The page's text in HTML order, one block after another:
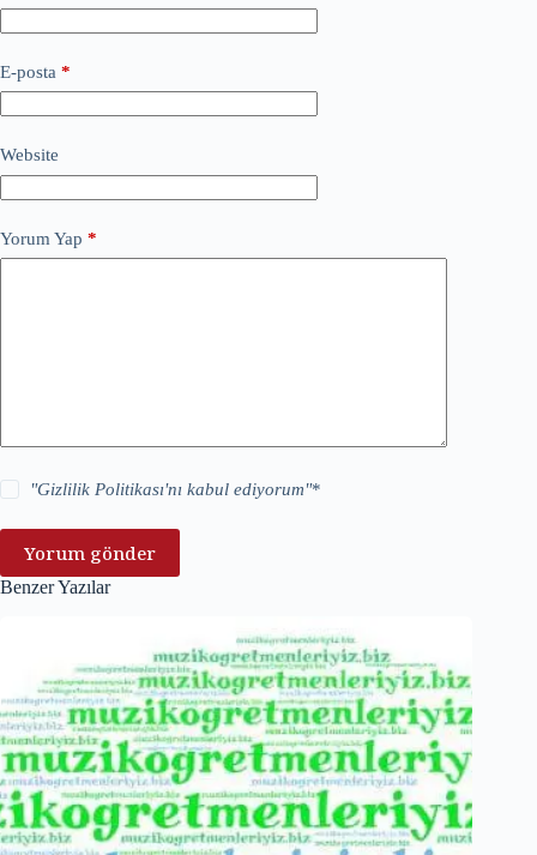
E-posta *
Website
Yorum Yap *
"Gizlilik Politikası'nı kabul ediyorum"*
Yorum gönder
Benzer Yazılar